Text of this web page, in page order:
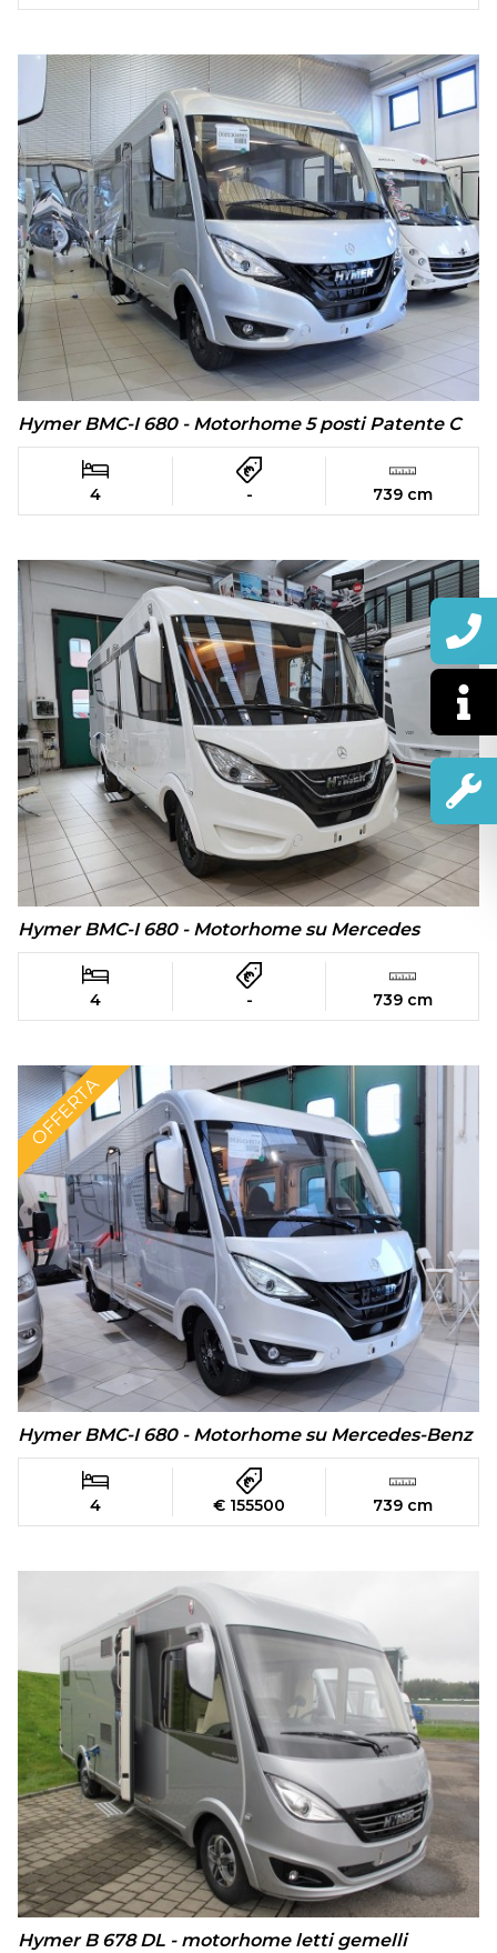
Hymer BMC-I 680 - Motorhome 5 posti Patente C
4 - 739 cm
Hymer BMC-I 680 - Motorhome su Mercedes
4 - 739 cm
OFFERTA
Hymer BMC-I 680 - Motorhome su Mercedes-Benz
4 € 155500 739 cm
Hymer B 678 DL - motorhome letti gemelli